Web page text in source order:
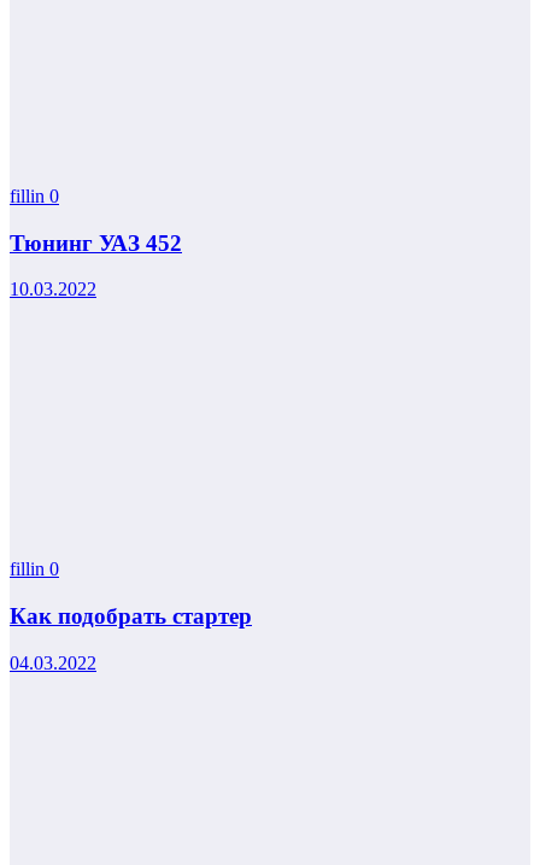
fillin 0
Тюнинг УАЗ 452
10.03.2022
fillin 0
Как подобрать стартер
04.03.2022